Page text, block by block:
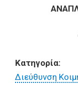
Κατηγορία:
Διεύθυνση